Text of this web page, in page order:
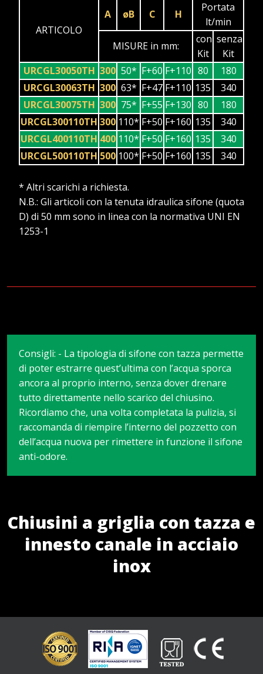
ARTICOLO
A øB C H
Portata
lt/min
MISURE in mm:
con
Kit
senza
Kit
URCGL30050TH 300 50* F+60 F+110 80
180
URCGL30063TH 300 63* F+47 F+110 135
340
URCGL30075TH 300 75* F+55 F+130 80
180
URCGL300110TH 300 110* F+50 F+160 135
340
URCGL400110TH 400 110* F+50 F+160 135
340
URCGL500110TH 500 100* F+50 F+160 135 340
* Altri scarichi a richiesta.
N.B.: Gli articoli con la tenuta idraulica sifone (quota
D) di 50 mm sono in linea con la normativa UNI EN
1253-1
Consigli: - La tipologia di sifone con tazza permette
di poter estrarre quest’ultima con l’acqua sporca
ancora al proprio interno, senza dover drenare
tutto direttamente nello scarico del chiusino.
Ricordiamo che, una volta completata la pulizia, si
raccomanda di riempire l’interno del pozzetto con
dell’acqua nuova per rimettere in funzione il sifone
anti-odore.
Chiusini a griglia con tazza e
innesto canale in acciaio
inox